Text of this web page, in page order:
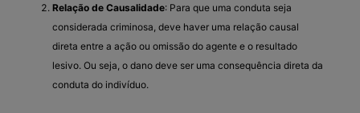
Relação de Causalidade: Para que uma conduta seja
considerada criminosa, deve haver uma relação causal
direta entre a ação ou omissão do agente e o resultado
lesivo. Ou seja, o dano deve ser uma consequência direta da
conduta do indivíduo.